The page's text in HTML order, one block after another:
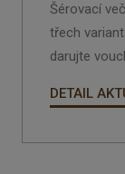
Šérovací
třech
darujte
DETAIL